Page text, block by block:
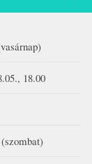
18.00